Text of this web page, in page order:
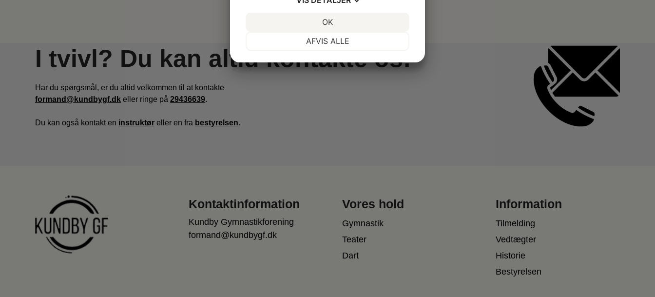
I tvivl? Du kan altid kontakte os!
Har du spørgsmål, er du altid velkommen til at kontakte
formand@kundbygf.dk eller ringe på 29436639.
Du kan også kontakt en instruktør eller en fra bestyrelsen.
Kontaktinformation
Kundby Gymnastikforening
formand@kundbygf.dk
Vores hold
Gymnastik
Teater
Dart
Information
Tilmelding
Vedtægter
Historie
Bestyrelsen
AFVIS ALLE
OK